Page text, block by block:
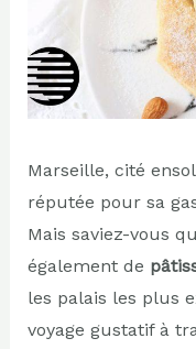
Marseille, cité
réputée pour sa
Mais saviez-vous
également de
les palais les plus
voyage gustatif à